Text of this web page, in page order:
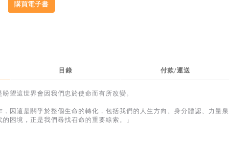
購買電子書
目錄 付款/運送
望這世界會因我們忠於使命而有所改變。
，因這是關乎於整個生命的轉化，包括我們的人生方向、身分體認、力量泉
困境，正是我們尋找召命的重要線索。」